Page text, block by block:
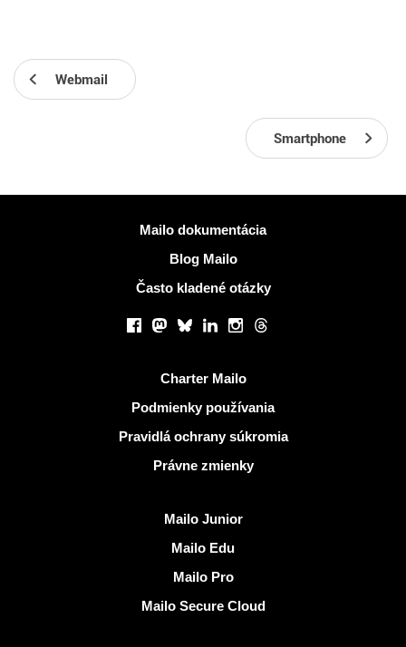
Webmail
Smartphone
Mailo dokumentácia
Blog Mailo
Často kladené otázky
Facebook
Mastodon
BlueskyLinkedInInstagram
Threads
Charter Mailo
Podmienky používania
Pravidlá ochrany súkromia
Právne zmienky
Mailo Junior
Mailo Edu
Mailo Pro
Mailo Secure Cloud